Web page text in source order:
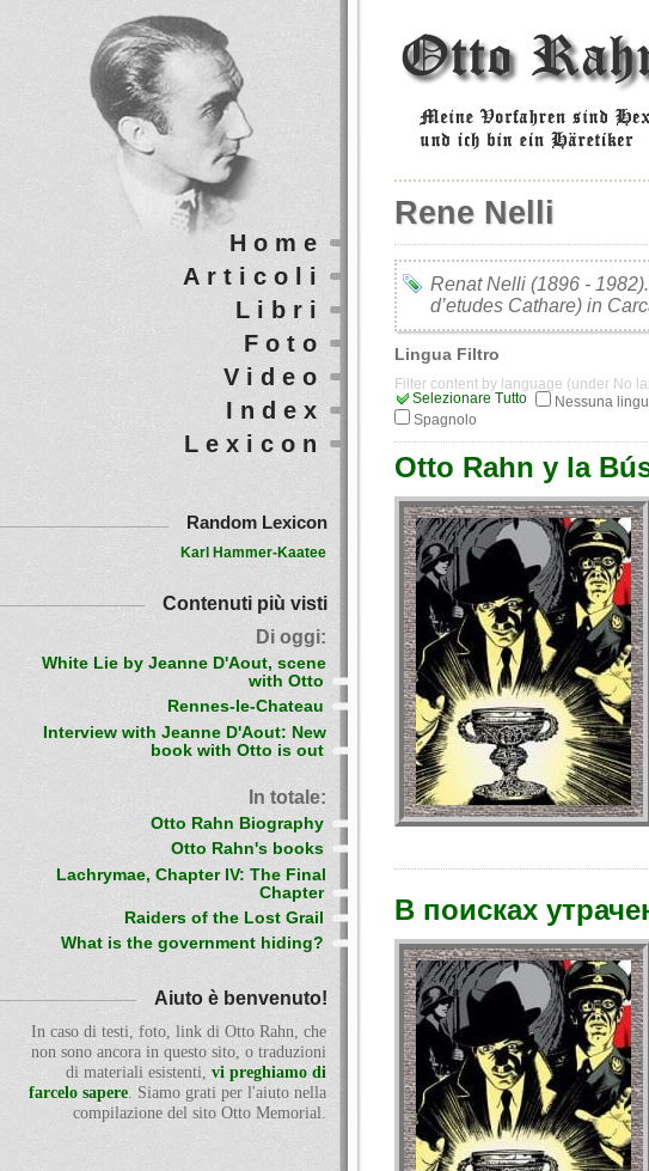
Rene Nelli
Renat Nelli (1896 -
d’etudes Cathare) in
Lingua Filtro
Filter content by language (under No
Selezionare Tutto
Nessuna
Spagnolo
Otto Rahn y la
В поисках
Home
Articoli
Libri
Foto
Video
Index
Lexicon
Random Lexicon
Karl Hammer-Kaatee
Contenuti più visti
Di oggi:
White Lie by Jeanne D'Aout, scene
with Otto
Rennes-le-Chateau
Interview with Jeanne D'Aout: New
book with Otto is out
In totale:
Otto Rahn Biography
Otto Rahn's books
Lachrymae, Chapter IV: The Final
Chapter
Raiders of the Lost Grail
What is the government hiding?
Aiuto è benvenuto!
In caso di testi, foto, link di Otto Rahn, che
non sono ancora in questo sito, o traduzioni
di materiali esistenti, vi preghiamo di
farcelo sapere. Siamo grati per l'aiuto nella
compilazione del sito Otto Memorial.